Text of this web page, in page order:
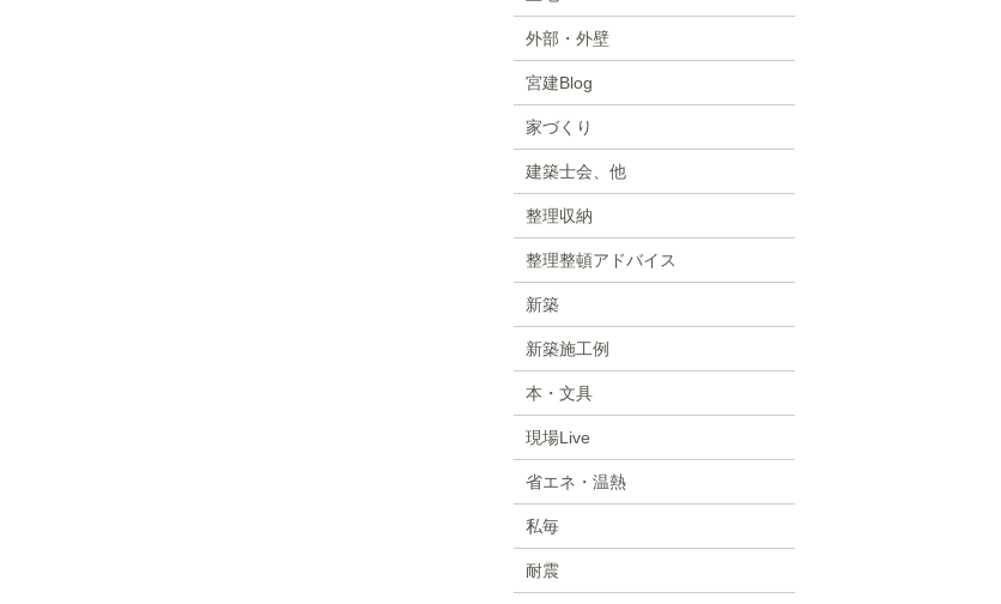
外部・外壁
宮建Blog
家づくり
建築士会、他
整理収納
整理整頓アドバイス
新築
新築施工例
本・文具
現場Live
省エネ・温熱
私毎
耐震